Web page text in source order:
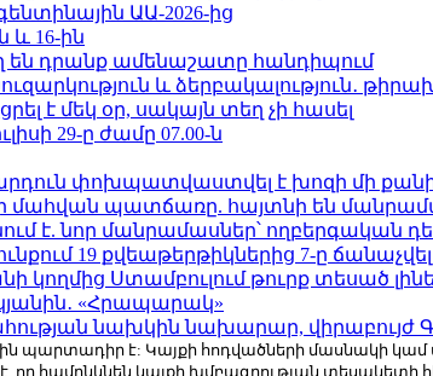
ԱԱ-2026-ից
և 16-ին
դրանք ամենաշատը հանդիպում
և ձերբակալություն․
է մեկ օր, սակայն տեղ չի հասել
29-ը ժամը 07.00-ն
փոխպատվաստվել է խոզի մի
մահվան պատճառը. հայտնի են
է. նոր մանրամասներ՝ ողբերգական
19 քվեաթերթիկներից 7-ը
Ստամբուլում թուրք տեսած
«Հրապարակ»
նախկին նախարար, վիրաբույժ
ին պարտադիր է: Կայքի հոդվածների մասնակի
որ համընկնեն կայքի խմբագրության